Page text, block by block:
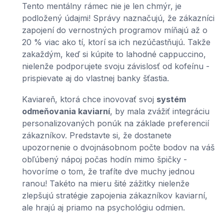
Tento mentálny rámec nie je len chmýr, je
podložený údajmi! Správy naznačujú, že zákazníci
zapojení do vernostných programov míňajú až o
20 % viac ako tí, ktorí sa ich nezúčastňujú. Takže
zakaždým, keď si kúpite to lahodné cappuccino,
nielenže podporujete svoju závislosť od kofeínu -
prispievate aj do vlastnej banky šťastia.
Kaviareň, ktorá chce inovovať svoj systém
odmeňovania kaviarní, by mala zvážiť integráciu
personalizovaných ponúk na základe preferencií
zákazníkov. Predstavte si, že dostanete
upozornenie o dvojnásobnom počte bodov na váš
obľúbený nápoj počas hodín mimo špičky -
hovoríme o tom, že trafíte dve muchy jednou
ranou! Takéto na mieru šité zážitky nielenže
zlepšujú stratégie zapojenia zákazníkov kaviarní,
ale hrajú aj priamo na psychológiu odmien.